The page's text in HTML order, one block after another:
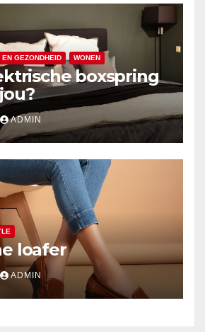
EN GEZONDHEID WONEN
boxspring
ADMIN
loafer
ADMIN